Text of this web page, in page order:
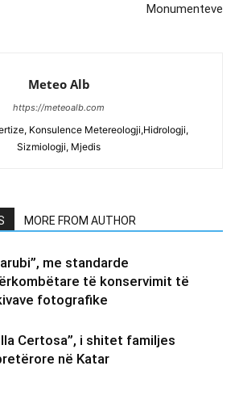
Monumenteve
Meteo Alb
https://meteoalb.com
Konsulence Metereologji,Hidrologji,
Sizmiologji, Mjedis
MORE FROM AUTHOR
me standarde
të konservimit të
fotografike
Certosa”, i shitet familjes
në Katar